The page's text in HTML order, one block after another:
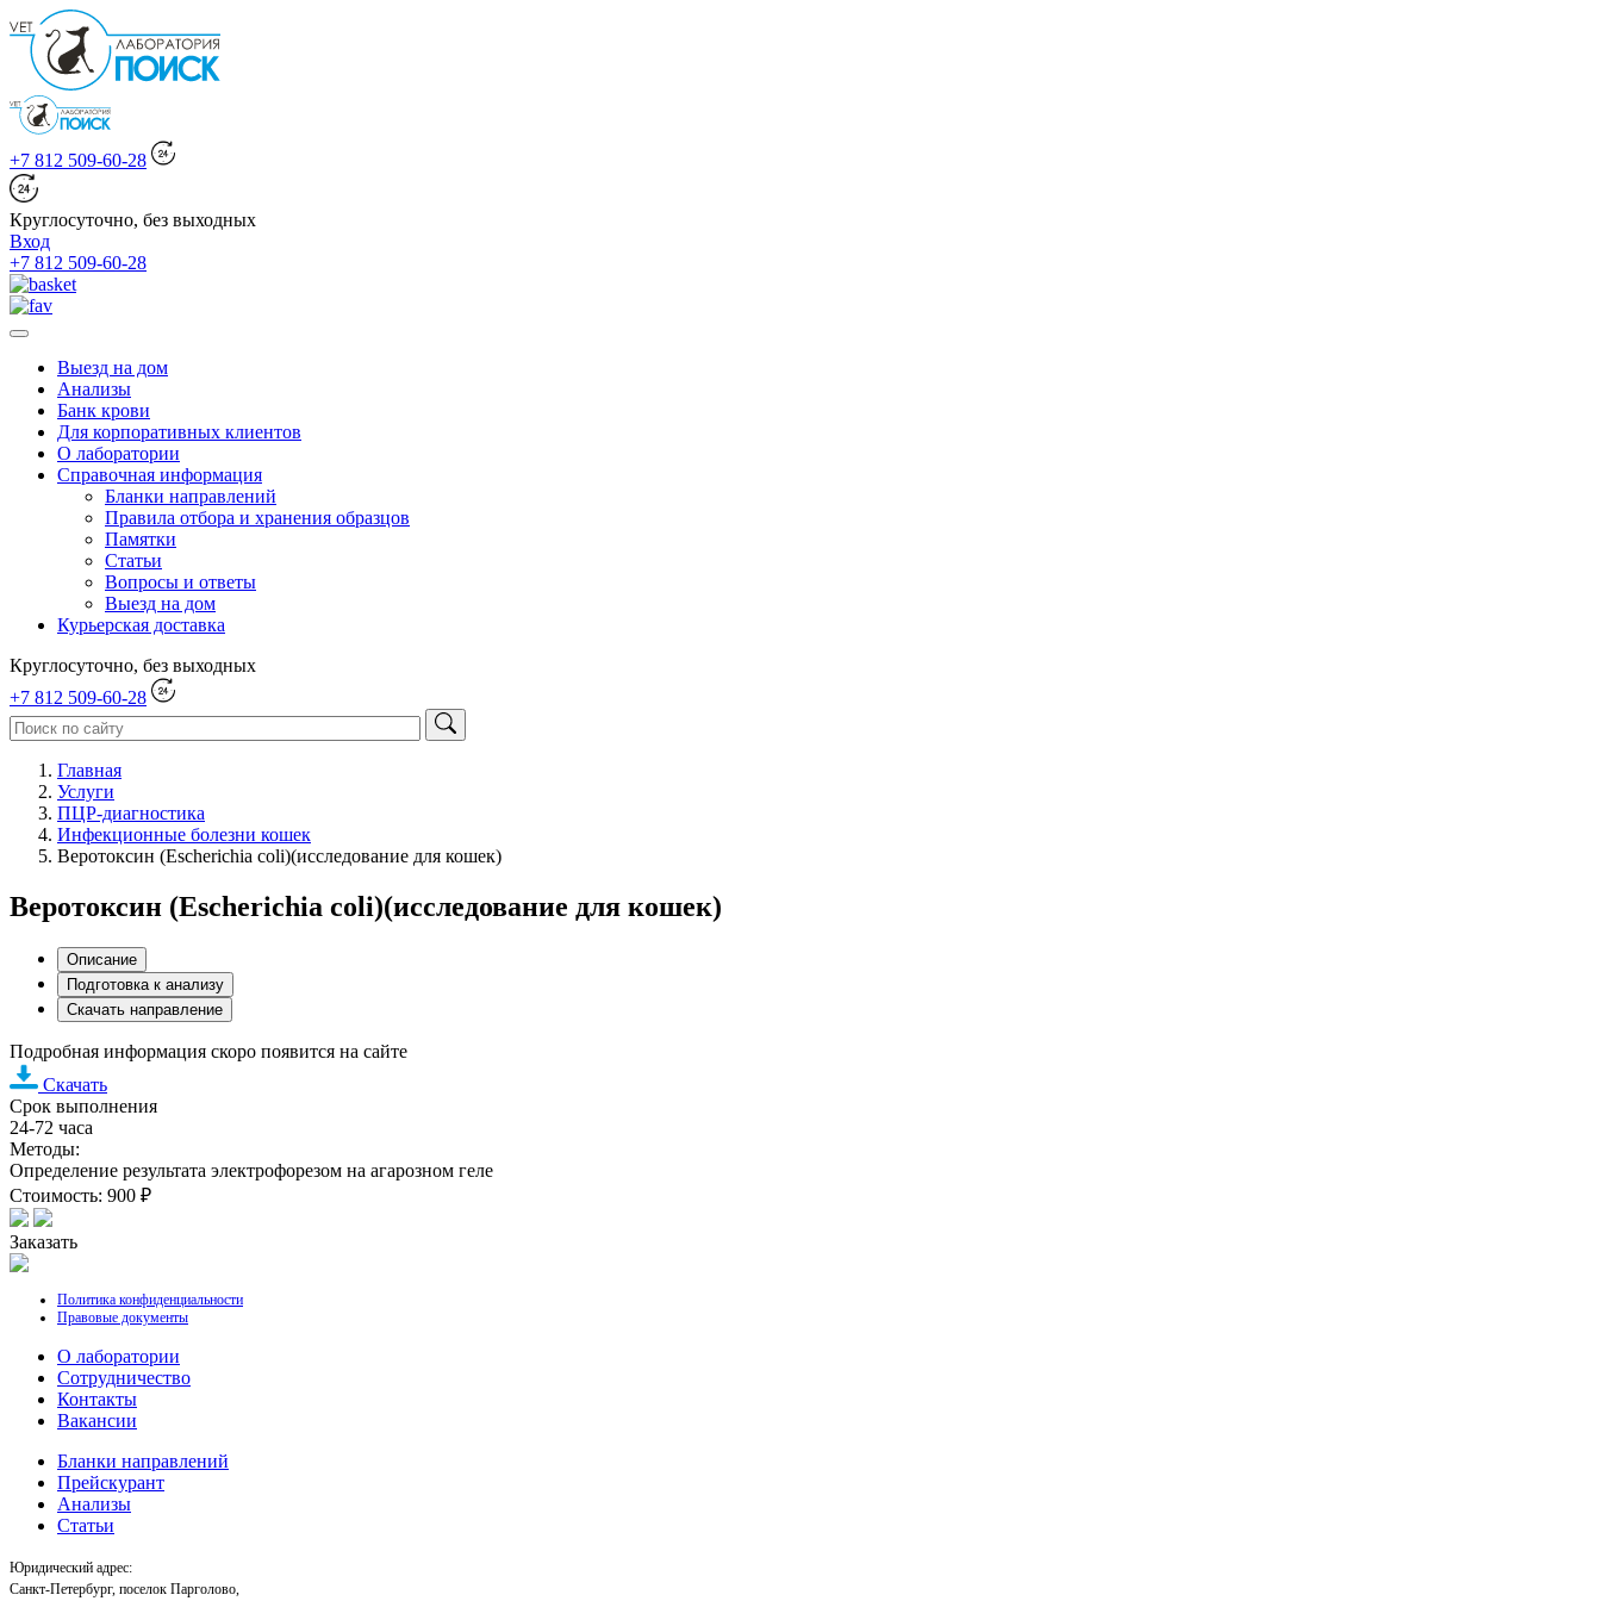
+7 812 509-60-28
Круглосуточно, без выходных
Вход
+7 812 509-60-28
Выезд на дом
Анализы
Банк крови
Для корпоративных клиентов
О лаборатории
Справочная информация
Бланки направлений
Правила отбора и хранения образцов
Памятки
Статьи
Вопросы и ответы
Выезд на дом
Курьерская доставка
Круглосуточно, без выходных
+7 812 509-60-28
Главная
Услуги
ПЦР-диагностика
Инфекционные болезни кошек
Веротоксин (Escherichia coli)(исследование для кошек)
Веротоксин (Escherichia coli)(исследование для кошек)
Описание
Подготовка к анализу
Скачать направление
Подробная информация скоро появится на сайте
Скачать
Срок выполнения
24-72 часа
Методы:
Определение результата электрофорезом на агарозном геле
Стоимость: 900 ₽
Заказать
Политика конфиденциальности
Правовые документы
О лаборатории
Cотрудничество
Контакты
Вакансии
Бланки направлений
Прейскурант
Анализы
Статьи
Юридический адрес:
Санкт-Петербург, поселок Парголово,